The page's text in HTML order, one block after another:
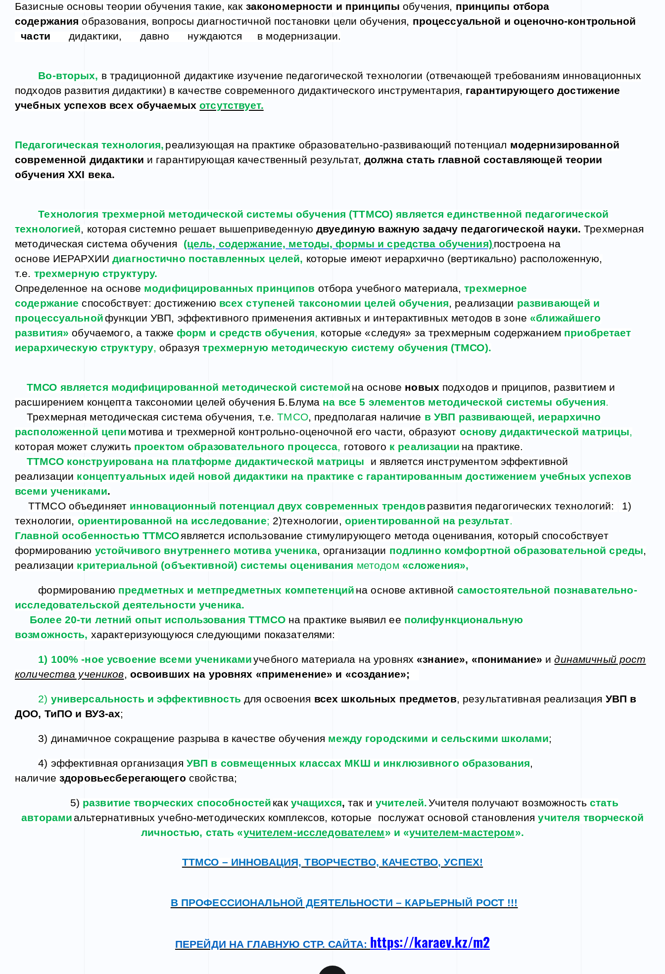
Базисные основы теории обучения такие, как закономерности и принципы обучения, принципы отбора
содержания образования, вопросы диагностичной постановки цели обучения, процессуальной и оценочно-контрольной
части дидактики, давно нуждаются в модернизации.
Во-вторых, в традиционной дидактике изучение педагогической технологии (отвечающей требованиям инновационных
подходов развития дидактики) в качестве современного дидактического инструментария, гарантирующего достижение
учебных успехов всех обучаемыхотсутствует.
Педагогическая технология, реализующая на практике образовательно-развивающий потенциал модернизированной
современной дидактики и гарантирующая качественный результат,должна стать главной составляющей теории
обучения ХХІ века.
Технология трехмерной методической системы обучения (ТТМСО) является единственной педагогической
технологией, которая системно решает вышеприведеннуюдвуединую важную задачу педагогической науки. Трехмерная
методическая система обучения
(цель, содержание, методы, формы и средства обучения) построена на
основе ИЕРАРХИИдиагностично поставленных целей, которые имеют иерархично (вертикально) расположенную,
т.е. трехмерную структуру.
Определенное на основе модифицированных принципов отбора учебного материала,трехмерное
содержание способствует: достижению всех ступеней таксономии целей обучения, реализации развивающей и
процессуальнойфункции УВП, эффективного применения активных и интерактивных методов в зоне «ближайшего
развития» обучаемого, а такжеформ и средств обучения, которые «следуя» за трехмерным содержанием приобретает
иерархическую структуру,образуятрехмерную методическую систему обучения (ТМСО).
ТМСО является модифицированной методической системой на основе новых подходов и приципов, развитием и
расширением концепта таксономии целей обучения Б.Блума на все5 элементов методической системы обучения.
Трехмерная методическая система обучения, т.е.ТМСО, предполагая наличие в УВП развивающей, иерархично
расположенной цепи мотива и трехмерной контрольно-оценочной его части, образуют основу дидактической матрицы,
которая может служить проектом образовательного процесса, готового к реализации на практике.
ТТМСО конструирована на платформе дидактической матрицы и является инструментом эффективной
реализации концептуальных идей новой дидактики на практике с гарантированным достижением учебных успехов
всеми учениками.
ТТМСО объединяет инновационный потенциал двух современных трендов развития педагогических технологий:
1)
технологии, ориентированной на исследование; 2)технологии, ориентированной на результат.
Главной особенностью ТТМСОявляется использование стимулирующего метода оценивания, который способствует
формированию устойчивого внутреннего мотива ученика, организации подлинно комфортной образовательной среды,
реализации критериальной (объективной)системы оценивания методом «сложения»,
формированию предметных и метпредметных компетенций на основе активной самостоятельной познавательно-
исследовательской деятельности ученика.
Более 20-ти летний опыт использования ТТМСОна практике выявил ее полифункциональную
возможность, характеризующуюся следующими показателями:
1) 100% -ное усвоение всеми ученикамиучебного материала на уровнях «знание», «понимание» идинамичный рост
количества учеников, освоивших на уровнях «применение» и «создание»;
2) универсальность и эффективность для освоения всех школьных предметов, результативная реализация УВП в
ДОО, ТиПО и ВУЗ-ах;
3) динамичное сокращение разрыва в качестве обучения между городскими и сельскими школами;
4) эффективная организация УВП в совмещенных классах МКШ и инклюзивного образования,
наличиездоровьесберегающего свойства;
5) развитие творческих способностей как учащихся, так и учителей.Учителя получают возможностьстать
авторами альтернативных учебно-методических комплексов, которые послужат основой становления учителя творческой
личностью, стать «учителем-исследователем» и «учителем-мастером».
ТТМСО – ИННОВАЦИЯ, ТВОРЧЕСТВО, КАЧЕСТВО, УСПЕХ!
В ПРОФЕССИОНАЛЬНОЙ ДЕЯТЕЛЬНОСТИ – КАРЬЕРНЫЙ РОСТ !!!
ПЕРЕЙДИ НА ГЛАВНУЮ СТР. САЙТА: https://karaev.kz/m2